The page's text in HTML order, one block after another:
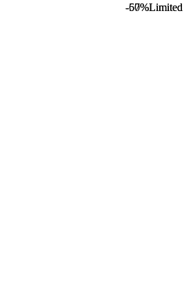
-50%Limited
-67%Limited